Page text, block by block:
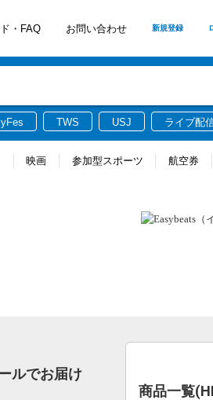
・FAQ お問い合わせ 新規登録
TWS USJ ライブ配
映画 参加型スポーツ 航空券
ルでお届け
商品一覧